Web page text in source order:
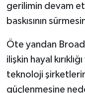
gerilimin devam
baskısının
Öte yandan
ilişkin hayal
teknoloji
güçlenmesine